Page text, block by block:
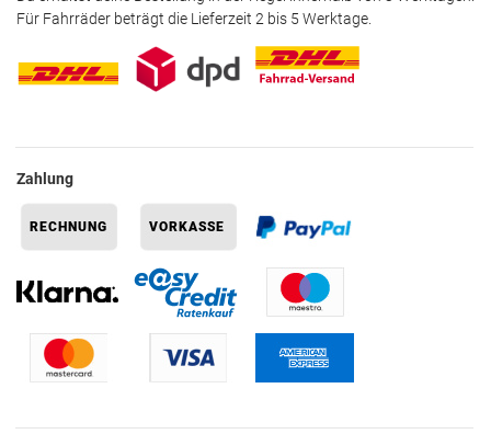
Für Fahrräder beträgt die Lieferzeit 2 bis 5 Werktage.
Zahlung